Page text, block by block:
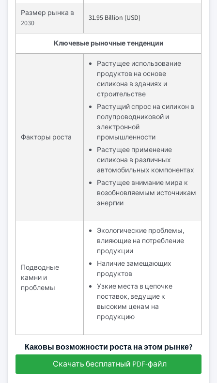
Размер рынка в
2030
31.95 Billion (USD)
Ключевые рыночные тенденции
Факторы роста
Растущее использование
продуктов на основе
силикона в зданиях и
строительстве
Растущий спрос на силикон в
полупроводниковой и
электронной
промышленности
Растущее применение
силикона в различных
автомобильных компонентах
Растущее внимание мира к
возобновляемым источникам
энергии
Подводные
камни и
проблемы
Экологические проблемы,
влияющие на потребление
продукции
Наличие замещающих
продуктов
Узкие места в цепочке
поставок, ведущие к
высоким ценам на
продукцию
Каковы возможности роста на этом рынке?
Скачать бесплатный PDF-файл